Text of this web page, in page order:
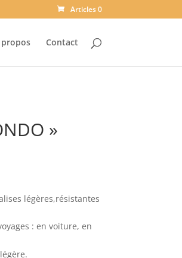
Articles 0
propos Contact
»
légères,résistantes
: en voiture, en